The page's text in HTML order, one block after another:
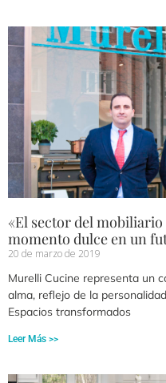
«El sector del
momento dulce en un
20 de marzo de 2019
Murelli Cucine representa un
alma, reflejo de la
Espacios transformados
Leer Más >>